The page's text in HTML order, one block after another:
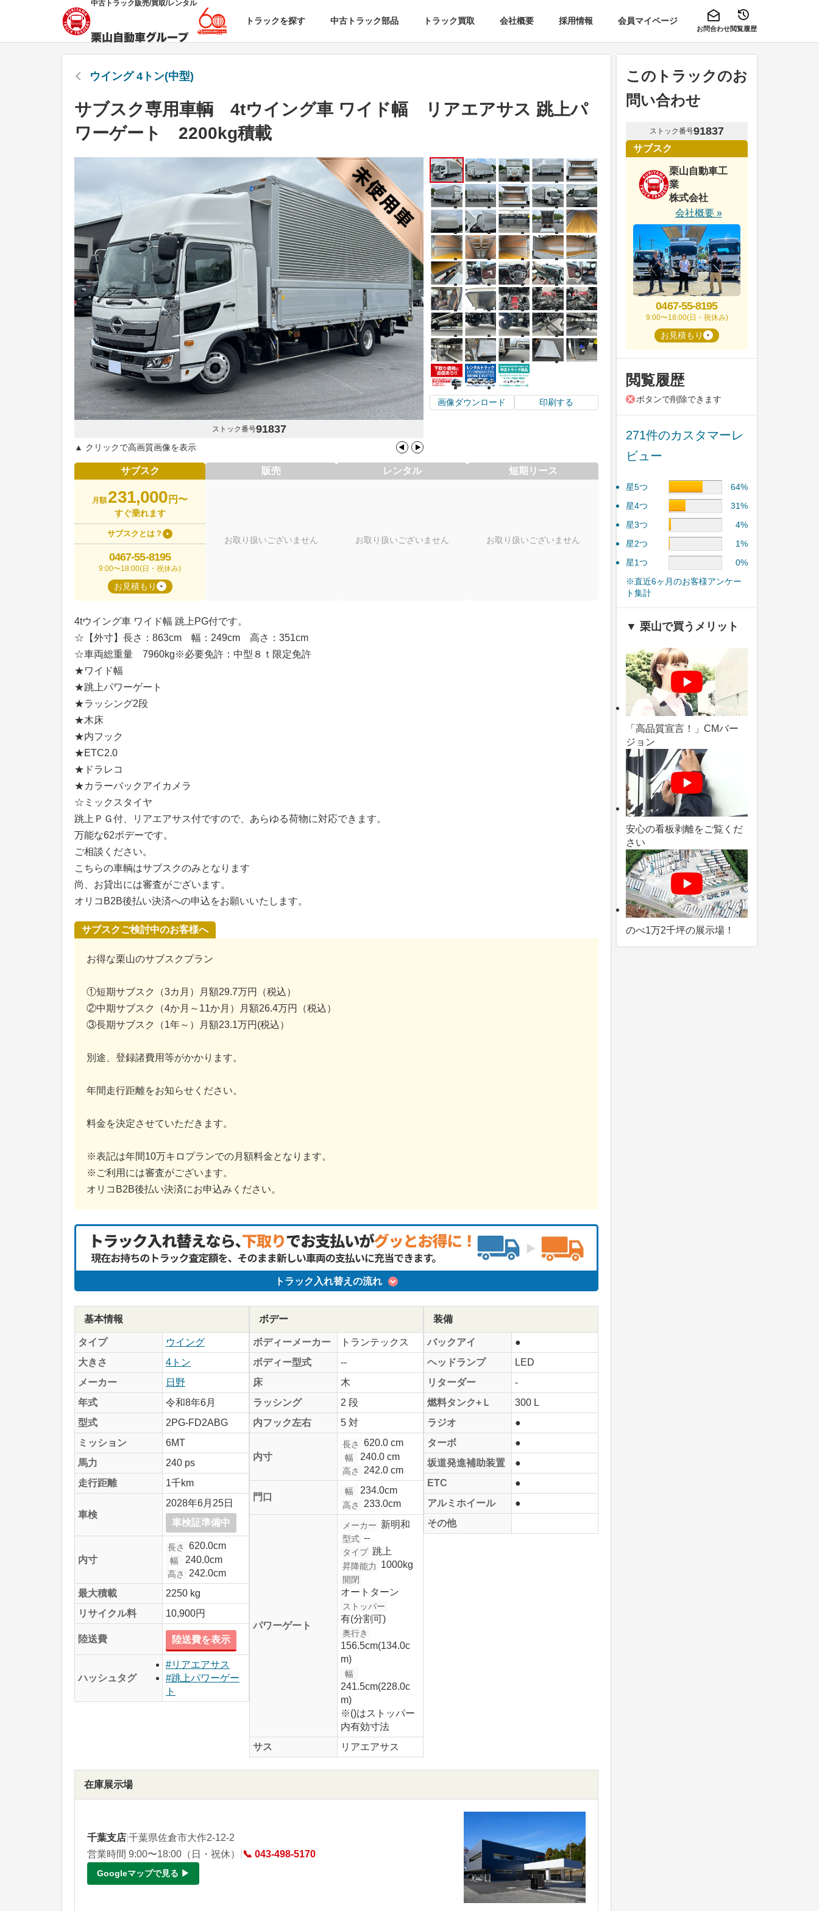
中古トラック販売/買取/レンタル
トラックを探す 中古トラック部品 トラック買取 会社概要 採用情報 会員マイページ
お問合わせ閲覧履歴
ウイング 4トン(中型)
サブスク専用車輌 4tウイング車 ワイド幅 リアエアサス 跳上パ
ワーゲート 2200kg積載
ストック番号91837
▲ クリックで高画質画像を表示
画像ダウンロード 印刷する
サブスク
月額 231,000 円〜
すぐ乗れます
サブスクとは？
0467-55-8195
9:00〜18:00(日・祝休み)
お見積もり
販売
お取り扱いございません
レンタル
お取り扱いございません
短期リース
お取り扱いございません
4tウイング車 ワイド幅 跳上PG付です。
☆【外寸】長さ：863cm 幅：249cm 高さ：351cm
☆車両総重量 7960kg※必要免許：中型８ｔ限定免許
★ワイド幅
★跳上パワーゲート
★ラッシング2段
★木床
★内フック
★ETC2.0
★ドラレコ
★カラーバックアイカメラ
☆ミックスタイヤ
跳上ＰＧ付、リアエアサス付ですので、あらゆる荷物に対応できます。
万能な62ボデーです。
ご相談ください。
こちらの車輌はサブスクのみとなります
尚、お貸出には審査がございます。
オリコB2B後払い決済への申込をお願いいたします。
サブスクご検討中のお客様へ
お得な栗山のサブスクプラン
①短期サブスク（3カ月）月額29.7万円（税込）
②中期サブスク（4か月～11か月）月額26.4万円（税込）
③長期サブスク（1年～）月額23.1万円(税込）
別途、登録諸費用等がかかります。
年間走行距離をお知らせください。
料金を決定させていただきます。
※表記は年間10万キロプランでの月額料金となります。
※ご利用には審査がございます。
オリコB2B後払い決済にお申込みください。
トラック入れ替えの流れ
基本情報
タイプ
ウイング
大きさ
4トン
メーカー
日野
年式
令和8年6月
型式
2PG-FD2ABG
ミッション
6MT
馬力
240 ps
走行距離
1千km
車検
2028年6月25日
車検証準備中
内寸
長さ 620.0cm
幅 240.0cm
高さ
242.0cm
最大積載
2250 kg
リサイクル料
10,900円
陸送費 陸送費を表示
ハッシュタグ
#リアエアサス
#跳上パワーゲー
ト
ボデー
ボディーメーカー
トランテックス
ボディー型式
--
床
木
ラッシング
2 段
内フック左右
5 対
内寸
長さ 620.0 cm
幅 240.0 cm
高さ 242.0 cm
門口
幅 234.0cm
高さ 233.0cm
パワーゲート
メーカー 新明和
型式 --
タイプ 跳上
昇降能力 1000kg
開閉
オートターン
ストッパー
有(分割可)
奥行き
156.5cm(134.0c
m)
幅
241.5cm(228.0c
m)
※()はストッパー
内有効寸法
サス
リアエアサス
装備
バックアイ
●
ヘッドランプ
LED
リターダー
-
燃料タンク+Ｌ
300 L
ラジオ
●
ターボ
●
坂道発進補助装置
●
ETC
●
アルミホイール
●
その他
在庫展示場
千葉支店 千葉県佐倉市大作2-12-2
営業時間 9:00〜18:00（日・祝休）
📞 043-498-5170
Googleマップで見る ▶
このトラックのお
問い合わせ
ストック番号91837
サブスク
栗山自動車工
業
株式会社
会社概要 »
0467-55-8195
9:00〜18:00(日・祝休み)
お見積もり
閲覧履歴
ボタンで削除できます
271件のカスタマーレ
ビュー
星5つ
64%
星4つ
31%
星3つ
4%
星2つ
1%
星1つ
0%
※直近6ヶ月のお客様アンケー
ト集計
▼ 栗山で買うメリット
「高品質宣言！」CMバー
ジョン
安心の看板剥離をご覧くだ
さい
のべ1万2千坪の展示場！